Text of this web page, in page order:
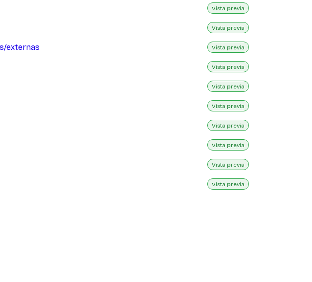
Vista previa
Vista previa
externas Vista previa
Vista previa
Vista previa
Vista previa
Vista previa
Vista previa
Vista previa
Vista previa